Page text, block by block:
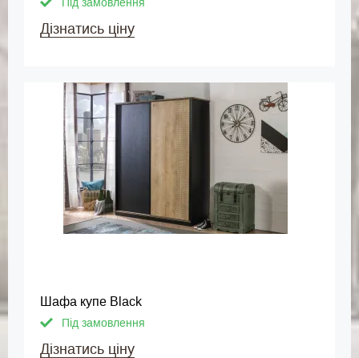
Дізнатись ціну
Шафа купе Black
Під замовлення
Дізнатись ціну